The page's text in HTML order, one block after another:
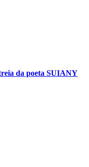
da poeta SUIANY